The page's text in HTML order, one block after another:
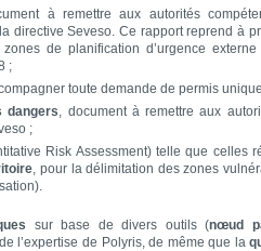
à remettre aux autorités
directive Seveso. Ce rapport reprend à
de planification d’urgence
;
toute demande de permis
dangers, document à remettre aux
;
Risk Assessment) telle que celles
, pour la délimitation des zones
sur base de divers outils (nœud
l’expertise de Polyris, de même que la